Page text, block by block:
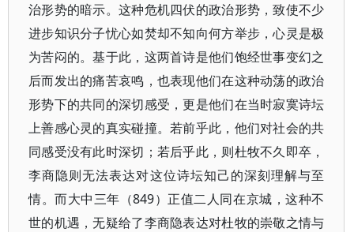
治形势的暗示。这种危机四伏的政治形势，致使不少
进步知识分子忧心如焚却不知向何方举步，心灵是极
为苦闷的。基于此，这两首诗是他们饱经世事变幻之
后而发出的痛苦哀鸣，也表现他们在这种动荡的政治
形势下的共同的深切感受，更是他们在当时寂寞诗坛
上善感心灵的真实碰撞。若前乎此，他们对社会的共
同感受没有此时深切；若后乎此，则杜牧不久即卒，
李商隐则无法表达对这位诗坛知己的深刻理解与至
情。而大中三年（849）正值二人同在京城，这种不
世的机遇，无疑给了李商隐表达对杜牧的崇敬之情与